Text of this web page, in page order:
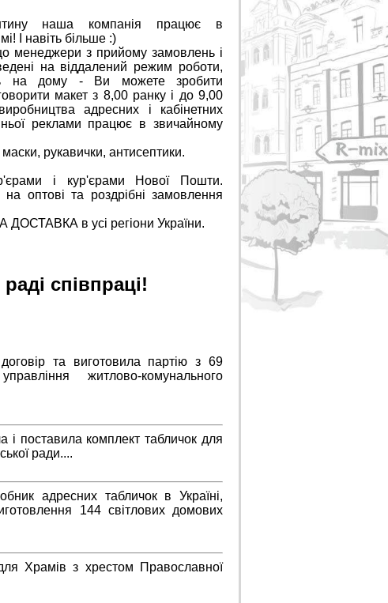
наша компанія працює в
І навіть більше :)
менеджери з прийому замовлень і
на віддалений режим роботи,
на дому - Ви можете зробити
макет з 8,00 ранку і до 9,00
адресних і кабінетних
реклами працює в звичайному
рукавички, антисептики.
і кур'єрами Нової Пошти.
оптові та роздрібні замовлення
в усі регіони України.
співпраці!
та виготовила партію з 69
житлово-комунального
і поставила комплект табличок для
ради....
адресних табличок в Україні,
144 світлових домових
Храмів з хрестом Православної